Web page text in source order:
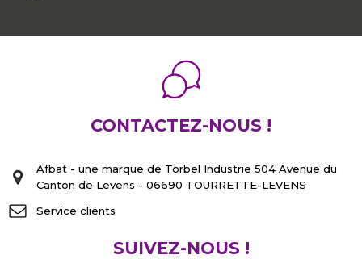
CONTACTEZ-NOUS !
Afbat - une marque de Torbel Industrie 504 Avenue du
Canton de Levens - 06690 TOURRETTE-LEVENS
Service clients
SUIVEZ-NOUS !